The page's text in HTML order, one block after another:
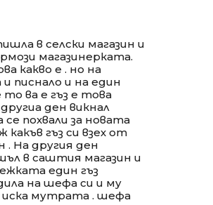
в селски магазин и
магазинерката.
какво е . но на
писнало и на един
то ва е гъз е това
ден викнал
похвали за новата
какъв гъз си взех от
. На другия ден
в саштия магазин и
един гъз
на шефа си и му
иска мутрата . шефа